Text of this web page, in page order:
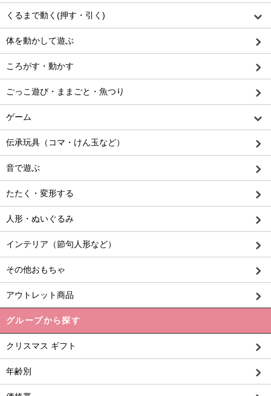
くるまで動く(押す・引く)
体を動かして遊ぶ
ころがす・動かす
ごっこ遊び・ままごと・魚つり
ゲーム
伝承玩具（コマ・けん玉など）
音で遊ぶ
たたく・変形する
人形・ぬいぐるみ
インテリア（節句人形など）
その他おもちゃ
アウトレット商品
グループから探す
クリスマス ギフト
年齢別